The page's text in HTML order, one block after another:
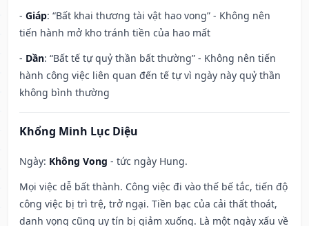
- Giáp: “Bất khai thương tài vật hao vong” - Không nên
tiến hành mở kho tránh tiền của hao mất
- Dần: “Bất tế tự quỷ thần bất thường” - Không nên tiến
hành công việc liên quan đến tế tự vì ngày này quỷ thần
không bình thường
Khổng Minh Lục Diệu
Ngày: Không Vong - tức ngày Hung.
Mọi việc dễ bất thành. Công việc đi vào thế bế tắc, tiến độ
công việc bị trì trệ, trở ngại. Tiền bạc của cải thất thoát,
danh vọng cũng uy tín bị giảm xuống. Là một ngày xấu về